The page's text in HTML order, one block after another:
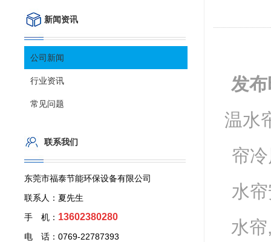
发
温水
帘
水
水
新闻资讯
公司新闻
行业资讯
常见问题
联系我们
东莞市福泰节能环保设备有限公司
联系人：夏先生
手 机： 13602380280
电 话：0769-22787393